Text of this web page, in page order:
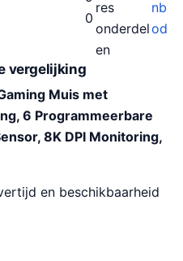
0
res
onderdel
en
nb
od
vergelijking
Muis met
6 Programmeerbare
8K DPI Monitoring,
en beschikbaarheid